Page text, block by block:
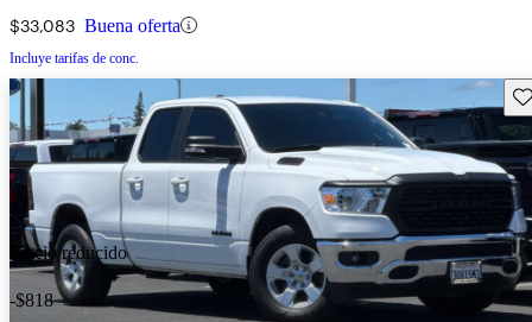
$33,083 Buena oferta
Incluye tarifas de conc.
Precio reducido
-$818